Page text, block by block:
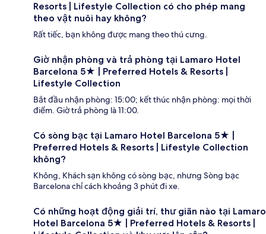
Resorts | Lifestyle Collection có cho phép mang
theo vật nuôi hay không?
Rất tiếc, bạn không được mang theo thú cưng.
Giờ nhận phòng và trả phòng tại Lamaro Hotel
Barcelona 5★ | Preferred Hotels & Resorts |
Lifestyle Collection
Bắt đầu nhận phòng: 15:00; kết thúc nhận phòng: mọi thời
điểm. Giờ trả phòng là 11:00.
Có sòng bạc tại Lamaro Hotel Barcelona 5★ |
Preferred Hotels & Resorts | Lifestyle Collection
không?
Không, Khách sạn không có sòng bạc, nhưng Sòng bạc
Barcelona chỉ cách khoảng 3 phút đi xe.
Có những hoạt động giải trí, thư giãn nào tại Lamaro
Hotel Barcelona 5★ | Preferred Hotels & Resorts |